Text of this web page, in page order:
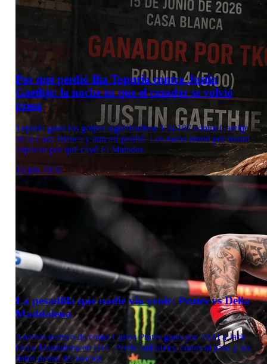
Por qué perdió Ilia Topuria contra Justin
Gaethje: la noche en que el cazador se volvió
presa
Topuria ganó los golpes significativos 126-107 contra Gaethje
en la Casa Blanca y aun así perdió. Los datos round por round
explican por qué cayó El Matador.
16 jun 2026
La pesadilla que nadie vio venir: Prates vs Della
Maddalena
Analisis tecnico de como Carlos Prates gano por TKO a Jack
Della Maddalena en UFC Perth: calf kicks, codos al paso y los
datos detras del nocaut.